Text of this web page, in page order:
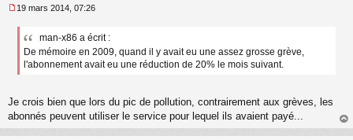
e
g
n
n
l
19 mars 2014, 07:26
man-x86 a écrit :
De mémoire en 2009, quand il y avait eu une assez grosse grève,
l'abonnement avait eu une réduction de 20% le mois suivant.
Je crois bien que lors du pic de pollution, contrairement aux grèves, les
abonnés peuvent utiliser le service pour lequel ils avaient payé...
au